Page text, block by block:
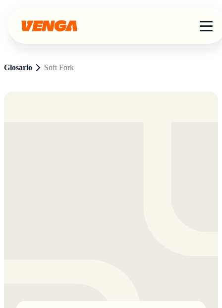
Glosario Soft Fork